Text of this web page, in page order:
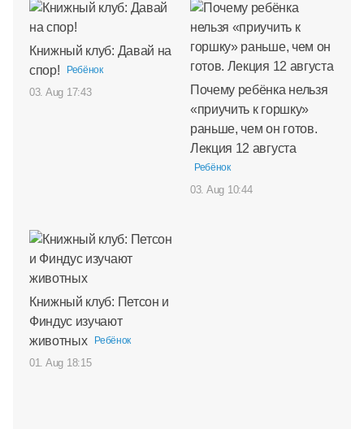
Книжный клуб: Давай на
спор!
Ребёнок
03. Aug 17:43
Почему ребёнка нельзя
«приучить к горшку»
раньше, чем он готов.
Лекция 12 августа
Ребёнок
03. Aug 10:44
Книжный клуб: Петсон и
Финдус изучают
животных
Ребёнок
01. Aug 18:15